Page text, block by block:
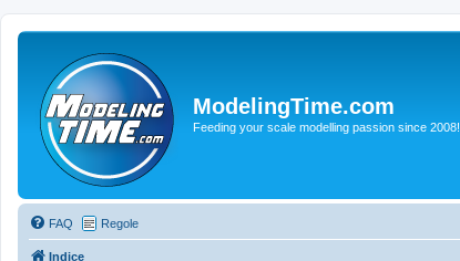
ModelingTime.com
Feeding your scale modelling passion since 2008!
FAQ Regole
Indice